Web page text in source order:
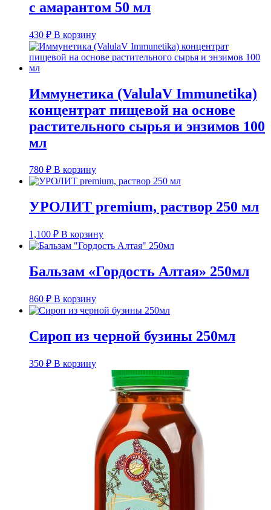
с амарантом 50 мл
430 ₽ В корзину
Иммунетика (ValulaV Immunetika)
концентрат пищевой на основе
растительного сырья и энзимов 100
мл
780 ₽ В корзину
УРОЛИТ premium, раствор 250 мл
1,100 ₽ В корзину
Бальзам «Гордость Алтая» 250мл
860 ₽ В корзину
Сироп из черной бузины 250мл
350 ₽ В корзину